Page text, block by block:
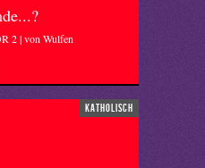
2 | von Wulfen
katholisch